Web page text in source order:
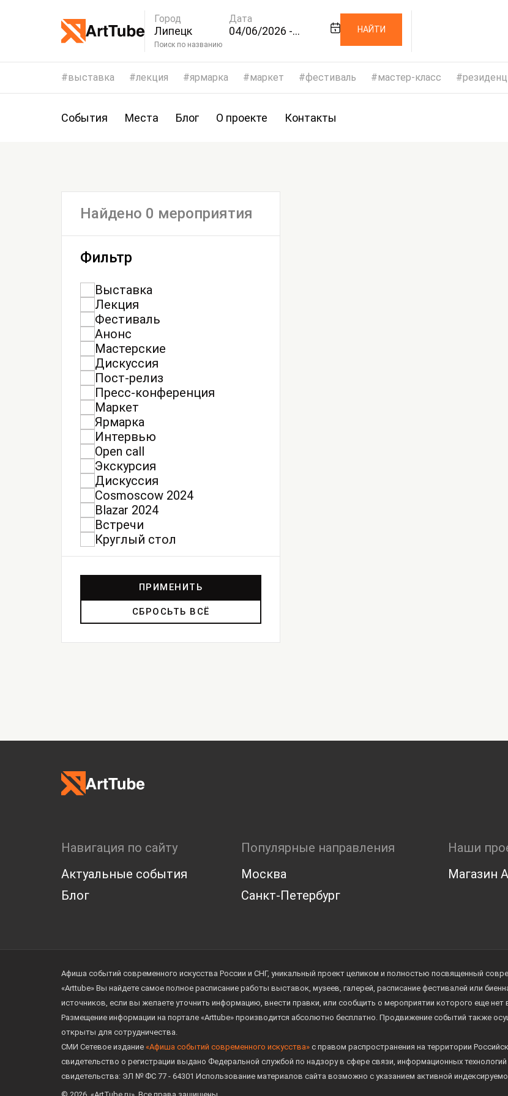
Город
Липецк
Дата
04/06/2026 -
Поиск по названию
НАЙТИ
выставка лекция ярмарка маркет фестиваль мастер-класс
События Места Блог О проекте Контакты
Найдено 0 мероприятия
Фильтр
Выставка
Лекция
Фестиваль
Анонс
Мастерские
Дискуссия
Пост-релиз
Пресс-конференция
Маркет
Ярмарка
Интервью
Open call
Экскурсия
Дискуссия
Cosmoscow 2024
Blazar 2024
Встречи
Круглый стол
ПРИМЕНИТЬ
СБРОСЬТЬ ВСЁ
Навигация по сайту
Актуальные события
Блог
Популярные направления
Москва
Санкт-Петербург
Наши
Магазин
Афиша событий современного искусства России и СНГ, уникальный проект целиком и полностью посвященный
«Arttube» Вы найдете самое полное расписание работы выставок, музеев, галерей, расписание фестивалей или
источников, если вы желаете уточнить информацию, внести правки, или сообщить о мероприятии которого еще
Размещение информации на портале «Arttube» производится абсолютно бесплатно. Продвижение событий также
открыты для сотрудничества.
СМИ Сетевое издание «Афиша событий современного искусства» с правом распространения на территории
свидетельство о регистрации выдано Федеральной службой по надзору в сфере связи, информационных
свидетельства: ЭЛ № ФС 77 - 64301 Использование материалов сайта возможно с указанием активной
© 2026. «ArtTube.ru». Все права защищены.